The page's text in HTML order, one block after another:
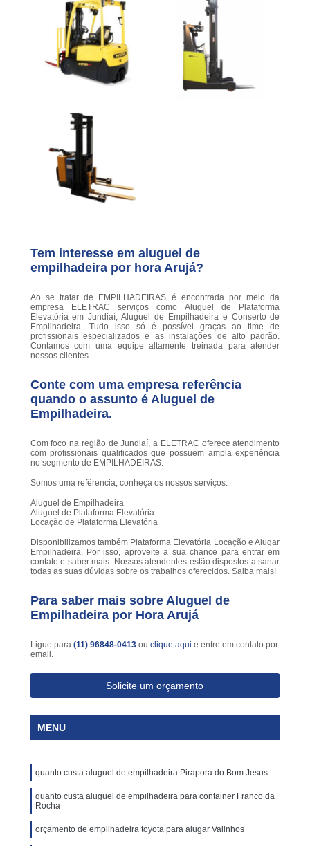
Tem interesse em aluguel de
empilhadeira por hora Arujá?
Ao se tratar de EMPILHADEIRAS é encontrada por meio da
empresa ELETRAC serviços como Aluguel de Plataforma
Elevatória em Jundiaí, Aluguel de Empilhadeira e Conserto de
Empilhadeira. Tudo isso só é possível graças ao time de
profissionais especializados e as instalações de alto padrão.
Contamos com uma equipe altamente treinada para atender
nossos clientes.
Conte com uma empresa referência
quando o assunto é Aluguel de
Empilhadeira.
Com foco na região de Jundiaí, a ELETRAC oferece atendimento
com profissionais qualificados que possuem ampla experiência
no segmento de EMPILHADEIRAS.
Somos uma refêrencia, conheça os nossos serviços:
Aluguel de Empilhadeira
Aluguel de Plataforma Elevatória
Locação de Plataforma Elevatória
Disponibilizamos também Plataforma Elevatória Locação e Alugar
Empilhadeira. Por isso, aproveite a sua chance para entrar em
contato e saber mais. Nossos atendentes estão dispostos a sanar
todas as suas dúvidas sobre os trabalhos oferecidos. Saiba mais!
Para saber mais sobre Aluguel de
Empilhadeira por Hora Arujá
Ligue para (11) 96848-0413 ou clique aqui e entre em contato por
email.
Solicite um orçamento
MENU
quanto custa aluguel de empilhadeira Pirapora do Bom Jesus
quanto custa aluguel de empilhadeira para container Franco da
Rocha
orçamento de empilhadeira toyota para alugar Valinhos